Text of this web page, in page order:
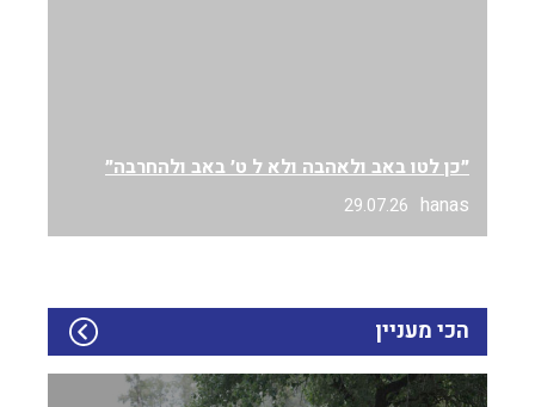
״כן לטו באב ולאהבה ולא ל ט׳ באב ולהחרבה״
hanas
29.07.26
הכי מעניין